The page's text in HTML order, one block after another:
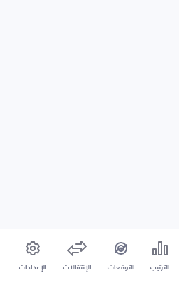
الترتيب التوقعات الإنتقالات الإعدادات